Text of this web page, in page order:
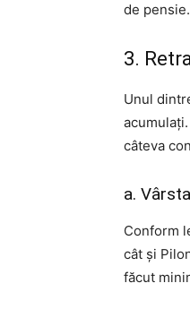
de pensie.
3.
Unul
câteva
a.
Conform
cât și
făcut